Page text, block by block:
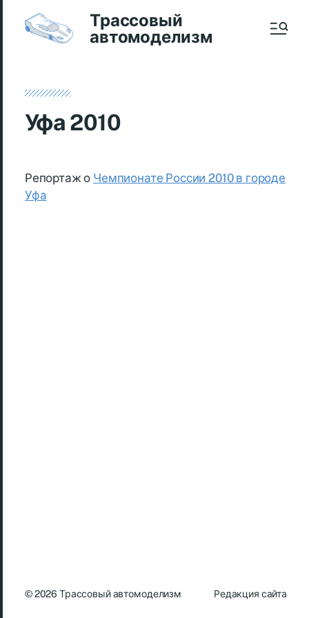
Трассовый
автомоделизм
Уфа 2010
Репортаж о Чемпионате России 2010 в городе
Уфа
© 2026Трассовый автомоделизм Редакция сайта